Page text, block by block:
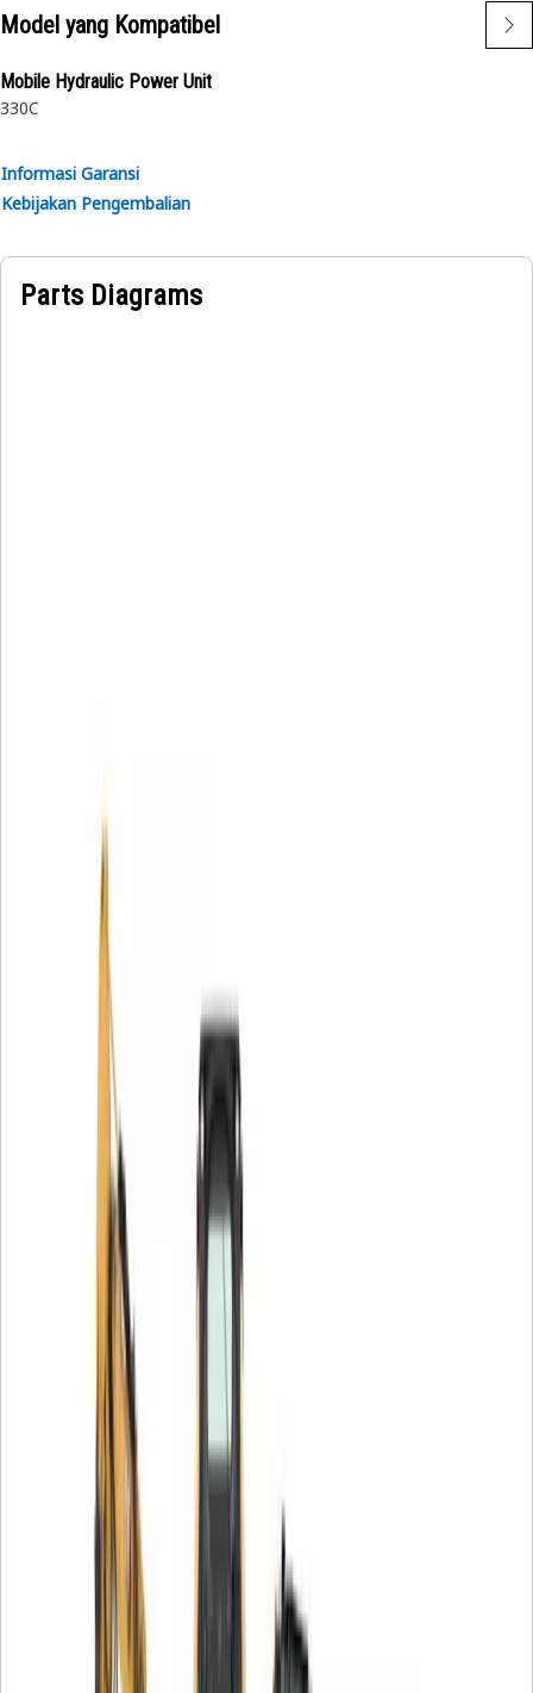
Model yang Kompatibel
Mobile Hydraulic Power Unit
330C
Informasi Garansi
Kebijakan Pengembalian
Parts Diagrams